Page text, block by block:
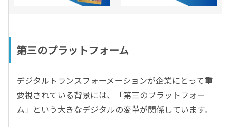
第三のプラットフォーム
デジタルトランスフォーメーションが企業にとって重
要視されている背景には、「第三のプラットフォー
ム」という大きなデジタルの変革が関係しています。